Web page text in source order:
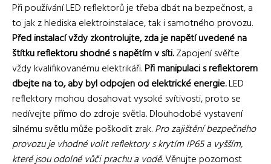
Při používání LED reflektorů je třeba dbát na bezpečnost, a
to jak z hlediska elektroinstalace, tak i samotného provozu.
Před instalací vždy zkontrolujte, zda je napětí uvedené na
štítku reflektoru shodné s napětím v síti.Zapojení svěřte
vždy kvalifikovanému elektrikáři.Při manipulaci s reflektorem
dbejte na to, aby byl odpojen od elektrické energie.LED
reflektory mohou dosahovat vysoké svítivosti, proto se
nedívejte přímo do zdroje světla. Dlouhodobé vystavení
silnému světlu může poškodit zrak.Pro zajištění bezpečného
provozu je vhodné volit reflektory s krytím IP65 a vyšším,
které jsou odolné vůči prachu a vodě.Věnujte pozornost